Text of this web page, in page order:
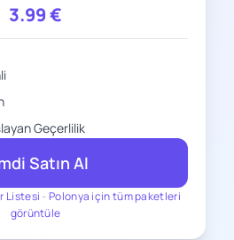
3.99€
Listesi -Polonya için tüm paketleri
görüntüle
Geçerlilik
Satın Al